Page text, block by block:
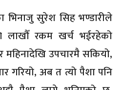
भिनाजु सुरेश सिह भण्डारीले
लाखौँ रकम खर्च भईरहेको
महिनादेखि उपचारमै सकियो,
गरियो, अब त त्यो पैशा पनि